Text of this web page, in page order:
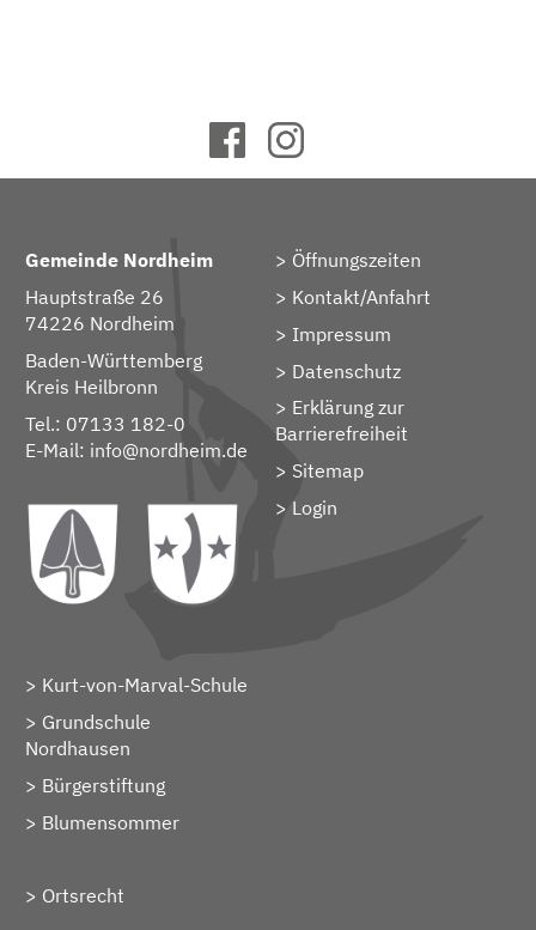
Gemeinde Nordheim
Hauptstraße 26
74226 Nordheim
Baden-Württemberg
Kreis Heilbronn
Tel.: 07133 182-0
E-Mail: info@nordheim.de
Öffnungszeiten
Kontakt/Anfahrt
Impressum
Datenschutz
Erklärung zur
Barrierefreiheit
Sitemap
> Login
Kurt-von-Marval-Schule
Grundschule
Nordhausen
Bürgerstiftung
Blumensommer
Ortsrecht